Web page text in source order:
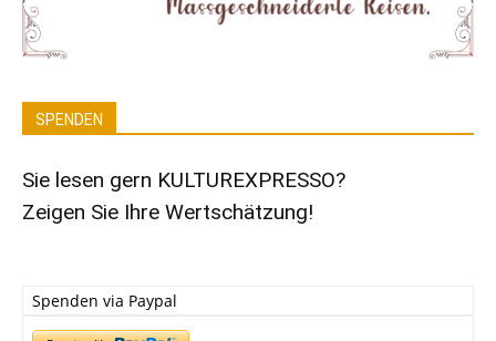
SPENDEN
Sie lesen gern KULTUREXPRESSO?
Zeigen Sie Ihre Wertschätzung!
Spenden via Paypal